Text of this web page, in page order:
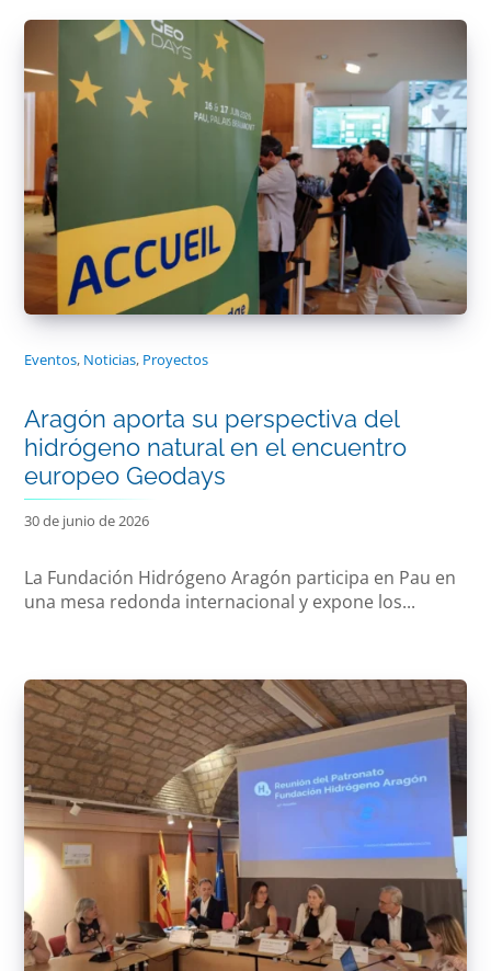
Eventos, Noticias, Proyectos
Aragón aporta su perspectiva del
hidrógeno natural en el encuentro
europeo Geodays
30 de junio de 2026
La Fundación Hidrógeno Aragón participa en Pau en
una mesa redonda internacional y expone los...